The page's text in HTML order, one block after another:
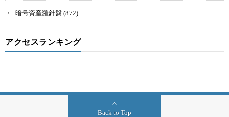
暗号資産羅針盤 (872)
アクセスランキング
Back to Top